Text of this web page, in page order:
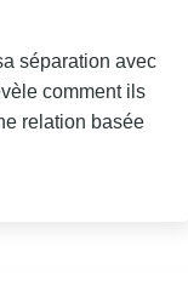
séparation avec
comment ils
relation basée